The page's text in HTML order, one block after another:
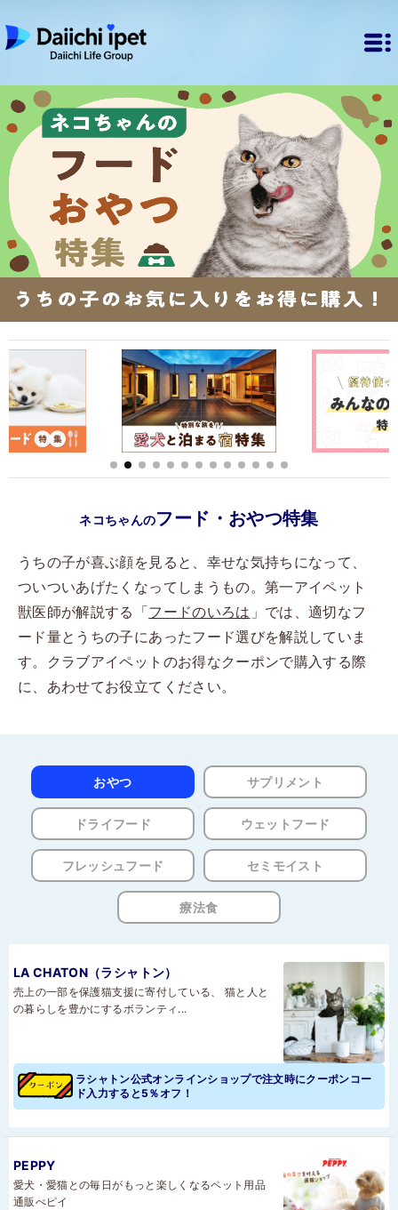
ネコちゃんのフード・おやつ特集
うちの子が喜ぶ顔を見ると、幸せな気持ちになって、
ついついあげたくなってしまうもの。第一アイペット
獣医師が解説する「フードのいろは 」では、適切なフ
ード量とうちの子にあったフード選びを解説していま
す。クラブアイペットのお得なクーポンで購入する際
に、あわせてお役立てください。
おやつ サプリメント
ドライフード ウェットフード
フレッシュフード セミモイスト
療法食
LA CHATON（ラシャトン）
売上の一部を保護猫支援に寄付している、 猫と人と
の暮らしを豊かにするボランティ...
ラシャトン公式オンラインショップで注文時にクーポンコー
ド入力すると5％オフ！
PEPPY
愛犬・愛猫との毎日がもっと楽しくなるペット用品
通販ぺピイ